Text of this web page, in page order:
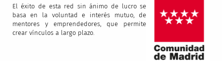
El éxito de esta red sin ánimo de lucro se
basa en la voluntad e interés mutuo, de
mentores y emprendedores, que permite
crear vínculos a largo plazo.